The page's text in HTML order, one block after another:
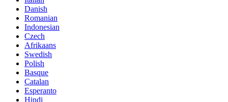
Danish
Romanian
Indonesian
Czech
Afrikaans
Swedish
Polish
Basque
Catalan
Esperanto
Hindi